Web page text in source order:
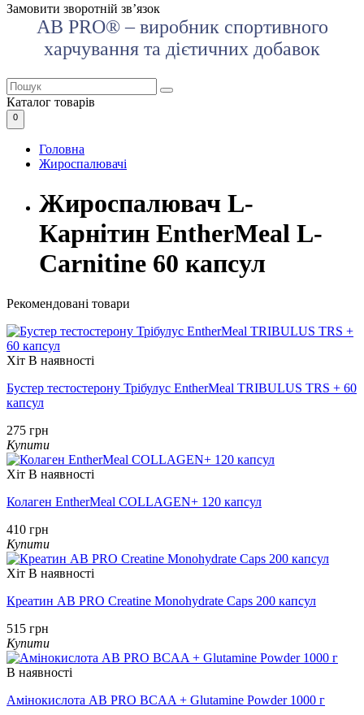
Замовити зворотній зв’язок
AB PRO® – виробник спортивного
харчування та дієтичних добавок
Каталог товарів
0
Головна
Жироспалювачі
Жироспалювач L-
Карнітин EntherMeal L-
Carnitine 60 капсул
Рекомендовані товари
Хіт В наявності
Бустер тестостерону Трібулус EntherMeal TRIBULUS TRS + 60
капсул
275 грн
Купити
Хіт В наявності
Колаген EntherMeal COLLAGEN+ 120 капсул
410 грн
Купити
Хіт В наявності
Креатин AB PRO Creatine Monohydrate Caps 200 капсул
515 грн
Купити
В наявності
Амінокислота AB PRO BCAA + Glutamine Powder 1000 г